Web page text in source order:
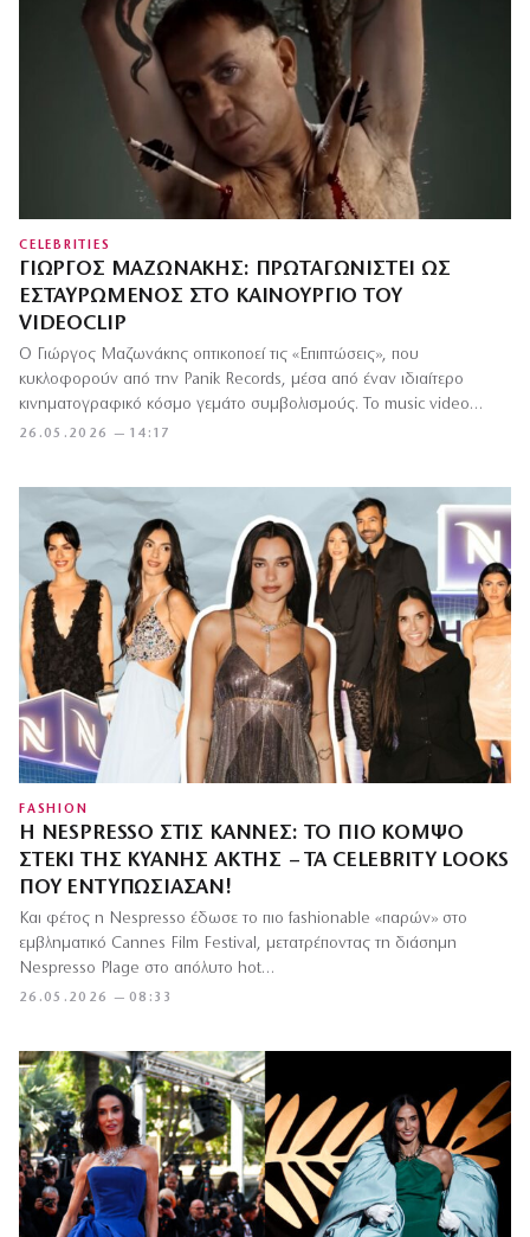
CELEBRITIES
ΓΙΏΡΓΟΣ ΜΑΖΩΝΆΚΗΣ: ΠΡΩΤΑΓΩΝΙΣΤΕΊ ΩΣ
ΕΣΤΑΥΡΩΜΈΝΟΣ ΣΤΟ ΚΑΙΝΟΎΡΓΙΟ ΤΟΥ
VIDEOCLIP
26.05.2026 — 14:17
Ο Γιώργος Μαζωνάκης οπτικοποεί τις «Επιπτώσεις», που
κυκλοφορούν από την Panik Records, μέσα από έναν ιδιαίτερο
κινηματογραφικό κόσμο γεμάτο συμβολισμούς. Το music video
«Επιπτώσεις» αφηγείται μία…
FASHION
Η NESPRESSO ΣΤΙΣ ΚΆΝΝΕΣ: ΤΟ ΠΙΟ ΚΟΜΨΌ
ΣΤΈΚΙ ΤΗΣ ΚΥΑΝΉΣ ΑΚΤΉΣ – ΤΑ CELEBRITY LOOKS
ΠΟΥ ΕΝΤΥΠΩΣΊΑΣΑΝ!
26.05.2026 — 08:33
Και φέτος η Nespresso έδωσε το πιο fashionable «παρών» στο
εμβληματικό Cannes Film Festival, μετατρέποντας τη διάσημη
Nespresso Plage στο απόλυτο hot…